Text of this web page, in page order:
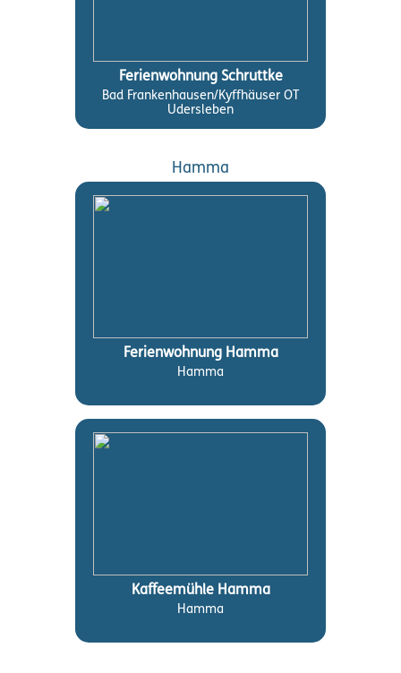
Ferienwohnung Schruttke
Bad Frankenhausen/Kyffhäuser OT
Udersleben
Hamma
Ferienwohnung Hamma
Hamma
Kaffeemühle Hamma
Hamma